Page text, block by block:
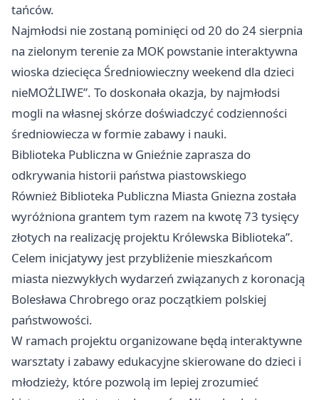
tańców.
Najmłodsi nie zostaną pominięci od 20 do 24 sierpnia
na zielonym terenie za MOK powstanie interaktywna
wioska dziecięca Średniowieczny weekend dla dzieci
nieMOŻLIWE”. To doskonała okazja, by najmłodsi
mogli na własnej skórze doświadczyć codzienności
średniowiecza w formie zabawy i nauki.
Biblioteka Publiczna w Gnieźnie zaprasza do
odkrywania historii państwa piastowskiego
Również Biblioteka Publiczna Miasta Gniezna została
wyróżniona grantem tym razem na kwotę 73 tysięcy
złotych na realizację projektu Królewska Biblioteka”.
Celem inicjatywy jest przybliżenie mieszkańcom
miasta niezwykłych wydarzeń związanych z koronacją
Bolesława Chrobrego oraz początkiem polskiej
państwowości.
W ramach projektu organizowane będą interaktywne
warsztaty i zabawy edukacyjne skierowane do dzieci i
młodzieży, które pozwolą im lepiej zrozumieć